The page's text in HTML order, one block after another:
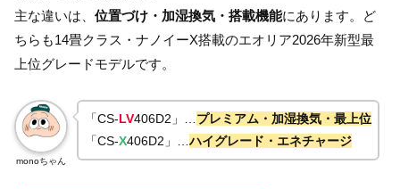
主な違いは、 位置づけ・加湿換気・搭載機能にあります。ど
ちらも14畳クラス・ナノイーX搭載のエオリア2026年新型最
上位グレードモデルです。
monoちゃん
「CS-LV406D2」… プレミアム・加湿換気・最上位
「CS-X406D2」…ハイグレード・エネチャージ